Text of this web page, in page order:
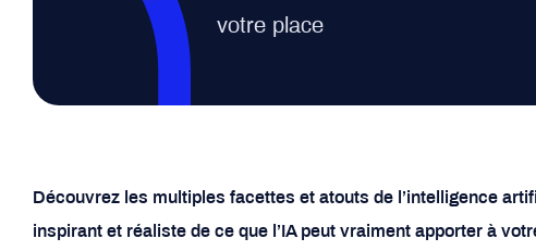
votre place
Découvrez les multiples facettes et atouts de l’intelligence
inspirant et réaliste de ce que l’IA peut vraiment apporter à